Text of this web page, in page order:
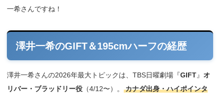
一希さんですね！
澤井一希のGIFT＆195cmハーフの経歴
澤井一希さんの2026年最大トピックは、TBS日曜劇場『GIFT』オ
リバー・ブラッドリー役 （4/12〜）。カナダ出身・ハイポインタ